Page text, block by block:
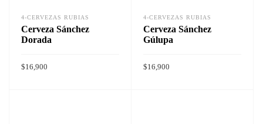
4-CERVEZAS RUBIAS
Cerveza Sánchez
Dorada
$16,900
4-CERVEZAS RUBIAS
Cerveza Sánchez
Gúlupa
$16,900